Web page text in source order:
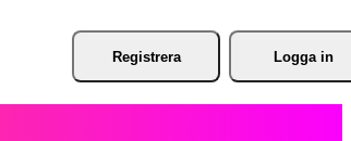
Registrera Logga in